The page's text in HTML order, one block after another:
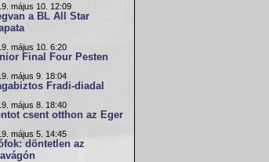
május 10. 12:09
a BL All Star
május 10. 6:20
Final Four Pesten
május 9. 18:04
Fradi-diadal
május 8. 18:40
csent otthon az Eger
május 5. 14:45
döntetlen az